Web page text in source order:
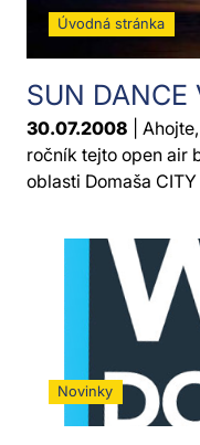
Úvodná stránka
SUN DANCE
30.07.2008 |
ročník tejto open air
oblasti Domaša
Novinky